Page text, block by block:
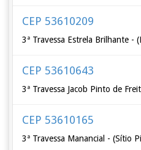
CEP 53610209
3ª Travessa Estrela Brilhante -
CEP 53610643
3ª Travessa Jacob Pinto de
CEP 53610165
3ª Travessa Manancial - (Sítio